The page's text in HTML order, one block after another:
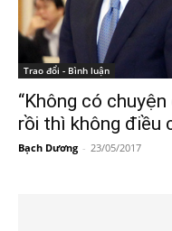
Trao đổi - Bình luận
“Không có
rồi thì không điều
Bạch Dương - 23/05/2017